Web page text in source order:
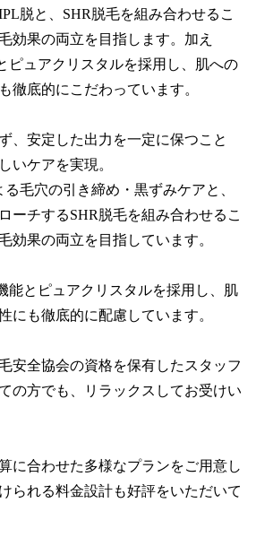
脱と、SHR脱毛を組み合わせるこ
効果の両立を目指します。加え
ピュアクリスタルを採用し、肌への
徹底的にこだわっています。
、安定した出力を一定に保つこと
いケアを実現。
毛穴の引き締め・黒ずみケアと、
ーチするSHR脱毛を組み合わせるこ
効果の両立を目指しています。
能とピュアクリスタルを採用し、肌
にも徹底的に配慮しています。
安全協会の資格を保有したスタッフ
の方でも、リラックスしてお受けい
に合わせた多様なプランをご用意し
られる料金設計も好評をいただいて